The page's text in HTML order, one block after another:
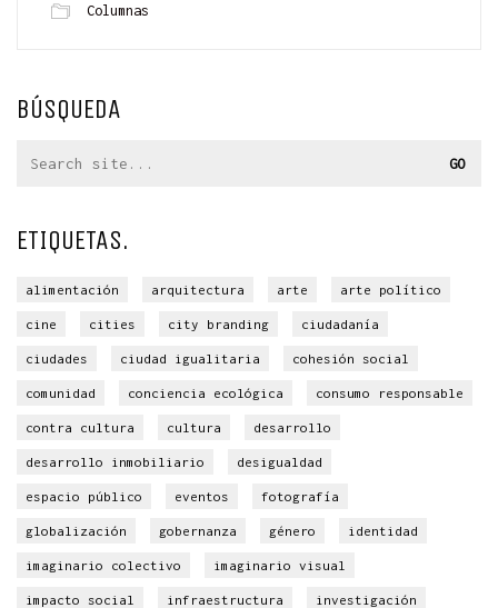
Columnas
BÚSQUEDA
for:
ETIQUETAS.
alimentación arquitectura arte arte político
cine cities city branding ciudadanía
ciudades ciudad igualitaria cohesión social
comunidad conciencia ecológica consumo responsable
contra cultura cultura desarrollo
desarrollo inmobiliario desigualdad
espacio público eventos fotografía
globalización gobernanza género identidad
imaginario colectivo imaginario visual
impacto social infraestructura investigación